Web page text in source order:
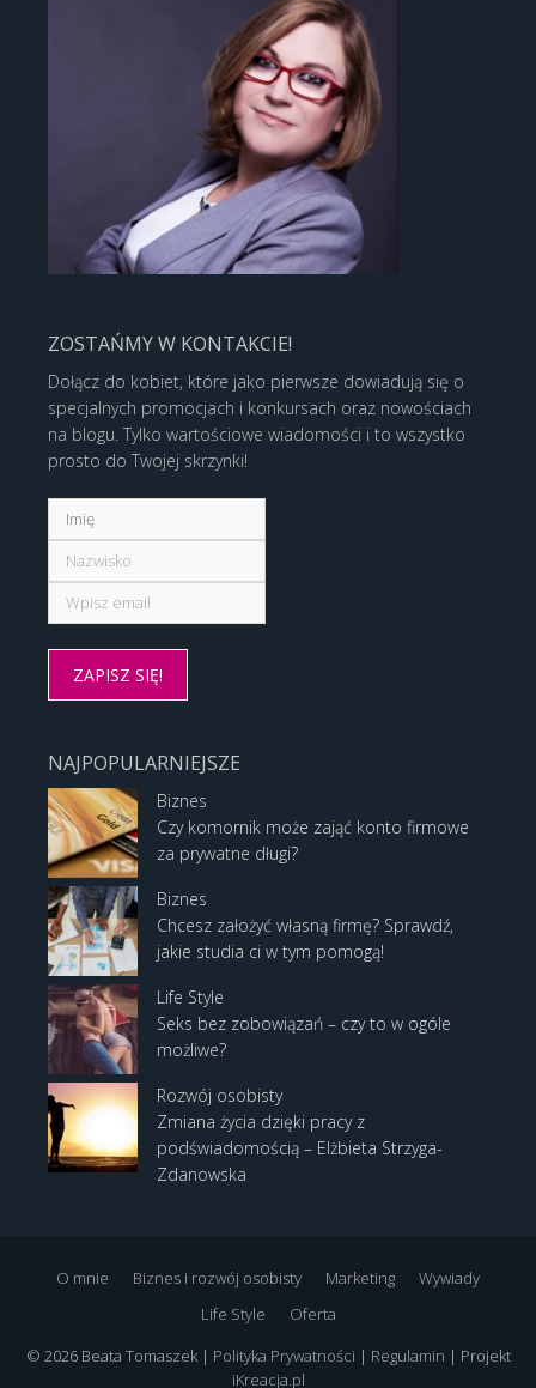
ZOSTAŃMY W KONTAKCIE!
Dołącz do kobiet, które jako pierwsze dowiadują się o
specjalnych promocjach i konkursach oraz nowościach
na blogu. Tylko wartościowe wiadomości i to wszystko
prosto do Twojej skrzynki!
NAJPOPULARNIEJSZE
Biznes
Czy komornik może zająć konto firmowe
za prywatne długi?
Biznes
Chcesz założyć własną firmę? Sprawdź,
jakie studia ci w tym pomogą!
Life Style
Seks bez zobowiązań – czy to w ogóle
możliwe?
Rozwój osobisty
Zmiana życia dzięki pracy z
podświadomością – Elżbieta Strzyga-
Zdanowska
O mnie Biznes i rozwój osobisty Marketing
Wywiady
Life Style
Oferta
© 2026 Beata Tomaszek | Polityka Prywatności | Regulamin | Projekt
iKreacja.pl